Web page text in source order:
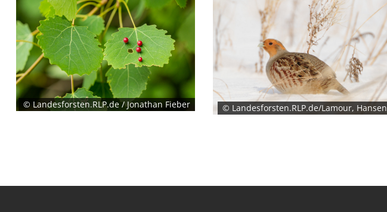
© Landesforsten.RLP.de / Jonathan Fieber © Landesforsten.RLP.de/Lamour, Hansen